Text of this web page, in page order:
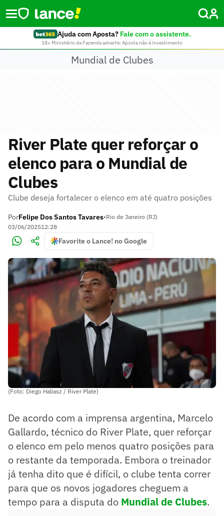
Ajuda com Aposta? Fale com o assistente.
18+ Ministério da Fazenda adverte: Aposta não é investimento
Mundial de Clubes
River Plate quer reforçar o
elenco para o Mundial de
Clubes
Clube deseja fortalecer o elenco em até quatro posições
PorFelipe Dos Santos Tavares•Rio de Janeiro (RJ)
03/06/202512:28
Favorite o Lance! no Google
(Foto: Diego Haliasz / River Plate)
De acordo com a imprensa argentina, Marcelo
Gallardo, técnico do River Plate, quer reforçar
o elenco em pelo menos quatro posições para
o restante da temporada. Embora o treinador
já tenha dito que é difícil, o clube tenta correr
para que os novos jogadores cheguem a
tempo para a disputa do Mundial de Clubes.